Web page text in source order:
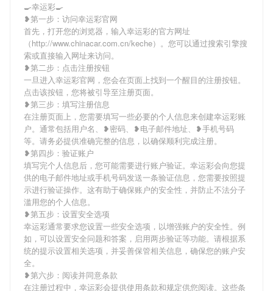
🍳幸运彩🍳
❥第一步：访问幸运彩官网
首先，打开您的浏览器，输入幸运彩的官方网址
（http://www.chinacar.com.cn/keche）。您可以通过搜索引擎搜
索或直接输入网址来访问。
❥第二步：点击注册按钮
一旦进入幸运彩官网，您会在页面上找到一个醒目的注册按钮。
点击该按钮，您将被引导至注册页面。
❥第三步：填写注册信息
在注册页面上，您需要填写一些必要的个人信息来创建幸运彩账
户。通常包括用户名、❥密码、❥电子邮件地址、❥手机号码
等。请务必提供准确完整的信息，以确保顺利完成注册。
❥第四步：验证账户
填写完个人信息后，您可能需要进行账户验证。幸运彩会向您提
供的电子邮件地址或手机号码发送一条验证信息，您需要按照提
示进行验证操作。这有助于确保账户的安全性，并防止不法分子
滥用您的个人信息。
❥第五步：设置安全选项
幸运彩通常要求您设置一些安全选项，以增强账户的安全性。例
如，可以设置安全问题和答案，启用两步验证等功能。请根据系
统的提示设置相关选项，并妥善保管相关信息，确保您的账户安
全。
❥第六步：阅读并同意条款
在注册过程中，幸运彩会提供使用条款和规定供您阅读。这些条